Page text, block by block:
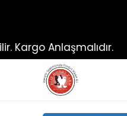
Anlaşmalıdır.